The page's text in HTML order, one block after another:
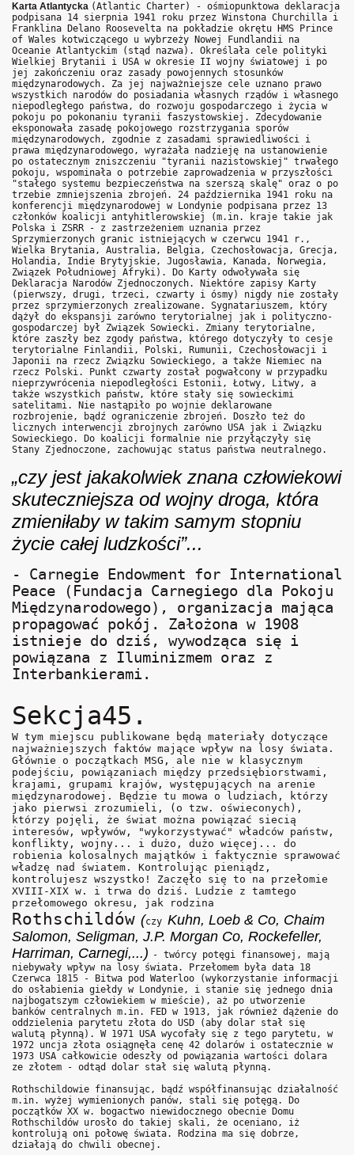
Karta Atlantycka (Atlantic Charter) - ośmiopunktowa deklaracja
podpisana 14 sierpnia 1941 roku przez Winstona Churchilla i
Franklina Delano Roosevelta na pokładzie okrętu HMS Prince
of Wales kotwiczącego u wybrzeży Nowej Fundlandii na
Oceanie Atlantyckim (stąd nazwa). Określała cele polityki
Wielkiej Brytanii i USA w okresie II wojny światowej i po
jej zakończeniu oraz zasady powojennych stosunków
międzynarodowych. Za jej najważniejsze cele uznano prawo
wszystkich narodów do posiadania własnych rządów i własnego
niepodległego państwa, do rozwoju gospodarczego i życia w
pokoju po pokonaniu tyranii faszystowskiej. Zdecydowanie
eksponowała zasadę pokojowego rozstrzygania sporów
międzynarodowych, zgodnie z zasadami sprawiedliwości i
prawa międzynarodowego, wyrażała nadzieję na ustanowienie
po ostatecznym zniszczeniu "tyranii nazistowskiej" trwałego
pokoju, wspominała o potrzebie zaprowadzenia w przyszłości
"stałego systemu bezpieczeństwa na szerszą skalę" oraz o po
trzebie zmniejszenia zbrojeń. 24 października 1941 roku na
konferencji międzynarodowej w Londynie podpisana przez 13
członków koalicji antyhitlerowskiej (m.in. kraje takie jak
Polska i ZSRR - z zastrzeżeniem uznania przez
Sprzymierzonych granic istniejących w czerwcu 1941 r.,
Wielka Brytania, Australia, Belgia, Czechosłowacja, Grecja,
Holandia, Indie Brytyjskie, Jugosławia, Kanada, Norwegia,
Związek Południowej Afryki). Do Karty odwoływała się
Deklaracja Narodów Zjednoczonych. Niektóre zapisy Karty
(pierwszy, drugi, trzeci, czwarty i ósmy) nigdy nie zostały
przez sprzymierzonych zrealizowane. Sygnatariuszem, który
dążył do ekspansji zarówno terytorialnej jak i polityczno-
gospodarczej był Związek Sowiecki. Zmiany terytorialne,
które zaszły bez zgody państwa, którego dotyczyły to cesje
terytorialne Finlandii, Polski, Rumunii, Czechosłowacji i
Japonii na rzecz Związku Sowieckiego, a także Niemiec na
rzecz Polski. Punkt czwarty został pogwałcony w przypadku
nieprzywrócenia niepodległości Estonii, Łotwy, Litwy, a
także wszystkich państw, które stały się sowieckimi
satelitami. Nie nastąpiło po wojnie deklarowane
rozbrojenie, bądź ograniczenie zbrojeń. Doszło też do
licznych interwencji zbrojnych zarówno USA jak i Związku
Sowieckiego. Do koalicji formalnie nie przyłączyły się
Stany Zjednoczone, zachowując status państwa neutralnego.
„czy jest jakakolwiek znana człowiekowi
skuteczniejsza od wojny droga, która
zmieniłaby w takim samym stopniu
życie całej ludzkości”...
- Carnegie Endowment for International
Peace (Fundacja Carnegiego dla Pokoju
Międzynarodowego), organizacja mająca
propagować pokój. Założona w 1908
istnieje do dziś, wywodząca się i
powiązana z Iluminizmem oraz z
Interbankierami.
Sekcja45.
W tym miejscu publikowane będą materiały dotyczące
najważniejszych faktów mające wpływ na losy świata.
Głównie o początkach MSG, ale nie w klasycznym
podejściu, powiązaniach między przedsiębiorstwami,
krajami, grupami krajów, występujących na arenie
międzynarodowej. Będzie tu mowa o ludziach, którzy
jako pierwsi zrozumieli, (o tzw. oświeconych),
którzy pojęli, że świat można powiązać siecią
interesów, wpływów, "wykorzystywać" władców państw,
konflikty, wojny... i dużo, dużo więcej... do
robienia kolosalnych majątków i faktycznie sprawować
władzę nad światem. Kontrolując pieniądz,
kontrolujesz wszystko! Zaczęło się to na przełomie
XVIII-XIX w. i trwa do dziś. Ludzie z tamtego
przełomowego okresu, jak rodzina
Rothschildów (czy Kuhn, Loeb & Co, Chaim
Salomon, Seligman, J.P. Morgan Co, Rockefeller,
Harriman, Carnegi,...) - twórcy potęgi finansowej, mają
niebywały wpływ na losy świata. Przełomem była data 18
Czerwca 1815 - Bitwa pod Waterloo (wykorzystanie informacji
do osłabienia giełdy w Londynie, i stanie się jednego dnia
najbogatszym człowiekiem w mieście), aż po utworzenie
banków centralnych m.in. FED w 1913, jak również dążenie do
oddzielenia parytetu złota do USD (aby dolar stał się
walutą płynną). W 1971 USA wycofały się z tego parytetu, w
1972 uncja złota osiągnęła cenę 42 dolarów i ostatecznie w
1973 USA całkowicie odeszły od powiązania wartości dolara
ze złotem - odtąd dolar stał się walutą płynną.
Rothschildowie finansując, bądź współfinansując działalność
m.in. wyżej wymienionych panów, stali się potęgą. Do
początków XX w. bogactwo niewidocznego obecnie Domu
Rothschildów urosło do takiej skali, że oceniano, iż
kontrolują oni połowę świata. Rodzina ma się dobrze,
działają do chwili obecnej.